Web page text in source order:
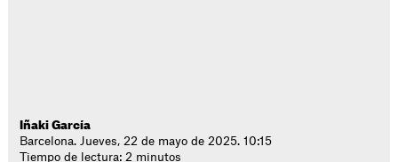
Iñaki García
Barcelona. Jueves, 22 de mayo de 2025. 10:15
Tiempo de lectura: 2 minutos